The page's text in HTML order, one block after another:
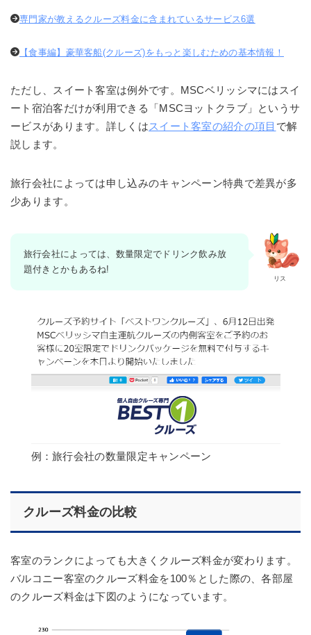
専門家が教えるクルーズ料金に含まれているサービス6選
【食事編】豪華客船(クルーズ)をもっと楽しむための基本情報！
ただし、スイート客室は例外です。MSCベリッシマにはスイ
ート宿泊客だけが利用できる「MSCヨットクラブ」というサ
ービスがあります。詳しくはスイート客室の紹介の項目 で解
説します。
旅行会社によっては申し込みのキャンペーン特典で差異が多
少あります。
リス
旅行会社によっては、数量限定でドリンク飲み放
題付きとかもあるね!
例：旅行会社の数量限定キャンペーン
クルーズ料金の比較
客室のランクによっても大きくクルーズ料金が変わります。
バルコニー客室のクルーズ料金を100％とした際の、各部屋
のクルーズ料金は下図のようになっています。